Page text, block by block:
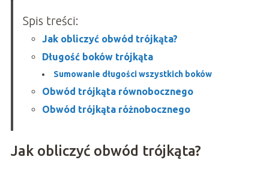
Spis treści:
Jak obliczyć obwód trójkąta?
Długość boków trójkąta
Sumowanie długości wszystkich boków
Obwód trójkąta równobocznego
Obwód trójkąta różnobocznego
Jak obliczyć obwód trójkąta?